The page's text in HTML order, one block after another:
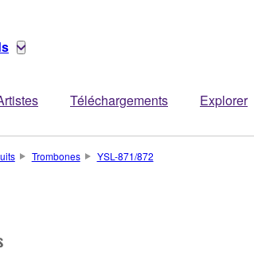
Téléchargements Explorer
Trombones YSL-871/872